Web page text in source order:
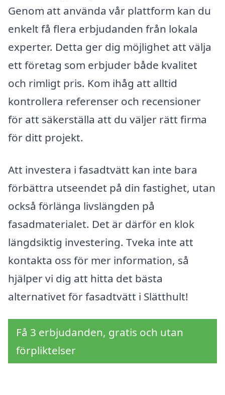
Genom att använda vår plattform kan du
enkelt få flera erbjudanden från lokala
experter. Detta ger dig möjlighet att välja
ett företag som erbjuder både kvalitet
och rimligt pris. Kom ihåg att alltid
kontrollera referenser och recensioner
för att säkerställa att du väljer rätt firma
för ditt projekt.
Att investera i fasadtvätt kan inte bara
förbättra utseendet på din fastighet, utan
också förlänga livslängden på
fasadmaterialet. Det är därför en klok
längdsiktig investering. Tveka inte att
kontakta oss för mer information, så
hjälper vi dig att hitta det bästa
alternativet för fasadtvätt i Slätthult!
Få 3 erbjudanden, gratis och utan
förpliktelser